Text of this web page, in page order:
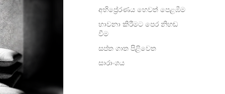
අභිප්‍රේරණය හෙවත් පෙළඹීම
භාවනා කිරීමට පෙර නිහඬ
වීම
සප්ත ගාත පිළිවෙත
සාරාංශය